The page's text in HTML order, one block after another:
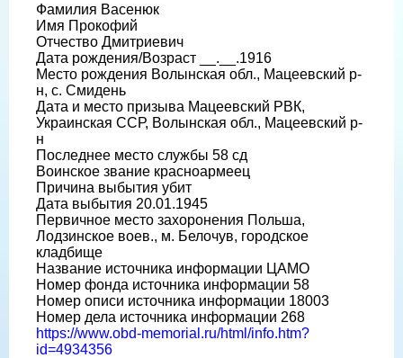
Фамилия Васенюк
Имя Прокофий
Отчество Дмитриевич
Дата рождения/Возраст __.__.1916
Место рождения Волынская обл., Мацеевский р-
н, с. Смидень
Дата и место призыва Мацеевский РВК,
Украинская ССР, Волынская обл., Мацеевский р-
н
Последнее место службы 58 сд
Воинское звание красноармеец
Причина выбытия убит
Дата выбытия 20.01.1945
Первичное место захоронения Польша,
Лодзинское воев., м. Белочув, городское
кладбище
Название источника информации ЦАМО
Номер фонда источника информации 58
Номер описи источника информации 18003
Номер дела источника информации 268
https://www.obd-memorial.ru/html/info.htm?
id=4934356